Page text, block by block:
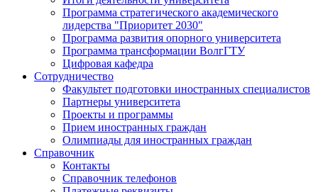
Программа стратегического академического
лидерства "Приоритет 2030"
Программа развития опорного университета
Программа трансформации ВолгГТУ
Цифровая кафедра
Сотрудничество
Факультет подготовки иностранных специалистов
Партнеры университета
Проекты и программы
Прием иностранных граждан
Олимпиады для иностранных граждан
Справочник
Контакты
Справочник телефонов